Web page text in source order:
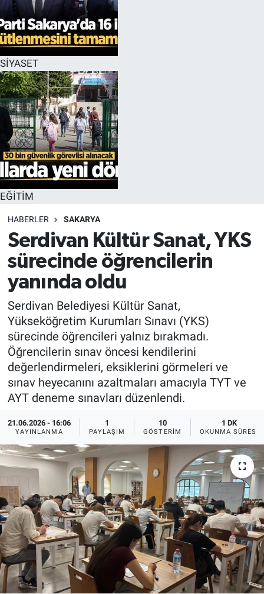
SİYASET
EĞİTİM
HABERLER SAKARYA
Serdivan Kültür Sanat, YKS
sürecinde öğrencilerin
yanında oldu
Serdivan Belediyesi Kültür Sanat,
Yükseköğretim Kurumları Sınavı (YKS)
sürecinde öğrencileri yalnız bırakmadı.
Öğrencilerin sınav öncesi kendilerini
değerlendirmeleri, eksiklerini görmeleri ve
sınav heyecanını azaltmaları amacıyla TYT ve
AYT deneme sınavları düzenlendi.
21.06.2026 - 16:06
YAYINLANMA
1
PAYLAŞIM
10
GÖSTERIM
1 DK
OKUNMA SÜRESI
EĞİTİM
ÖZEL HABER
HALK54 PANORAMA